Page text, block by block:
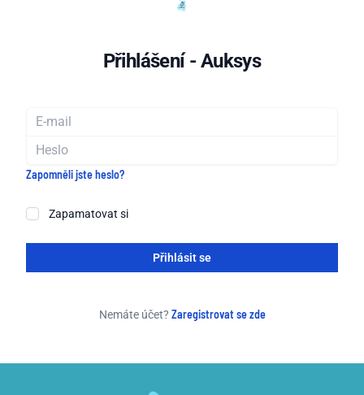
Přihlášení - Auksys
Emailová adresa
Heslo
Zapomněli jste heslo?
Zapamatovat si
Přihlásit se
Nemáte účet? Zaregistrovat se zde